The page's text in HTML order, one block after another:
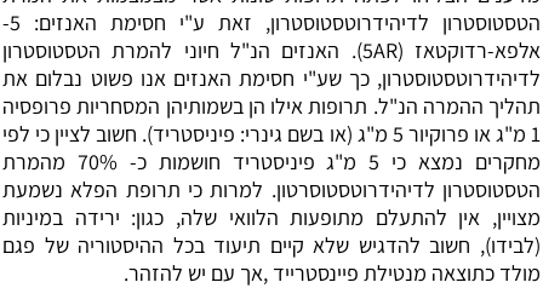
הטסטוסטרון לדיהידרוטסטוסטרון, זאת ע"י חסימת האנזים: 5-
אלפא-רדוקטאז (5AR). האנזים הנ"ל חיוני להמרת הטסטוסטרון
לדיהידרוטסטוסטרון, כך שע"י חסימת האנזים אנו פשוט נבלום את
תהליך ההמרה הנ"ל. תרופות אילו הן בשמותיהן המסחריות פרופסיה
1 מ"ג או פרוקיור 5 מ"ג (או בשם גינרי: פיניסטריד). חשוב לציין כי לפי
מחקרים נמצא כי 5 מ"ג פיניסטריד חושמות כ- 70% מהמרת
הטסטוסטרון לדיהידרוטסטוסרטון. למרות כי תרופת הפלא נשמעת
מצויין, אין להתעלם מתופעות הלוואי שלה, כגון: ירידה במיניות
(לבידו), חשוב להדגיש שלא קיים תיעוד בכל ההיסטוריה של פגם
מולד כתוצאה מנטילת פיינסטרייד ,אך עם יש להזהר.